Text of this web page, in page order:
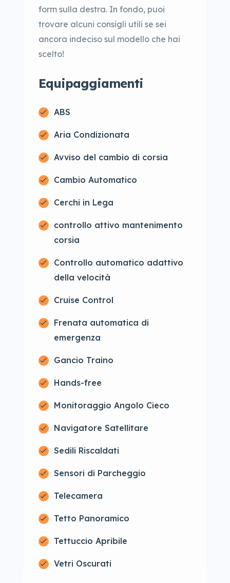
form sulla destra. In fondo, puoi
trovare alcuni consigli utili se sei
ancora indeciso sul modello che hai
scelto!
Equipaggiamenti
ABS
Aria Condizionata
Avviso del cambio di corsia
Cambio Automatico
Cerchi in Lega
controllo attivo mantenimento
corsia
Controllo automatico adattivo
della velocità
Cruise Control
Frenata automatica di
emergenza
Gancio Traino
Hands-free
Monitoraggio Angolo Cieco
Navigatore Satellitare
Sedili Riscaldati
Sensori di Parcheggio
Telecamera
Tetto Panoramico
Tettuccio Apribile
Vetri Oscurati